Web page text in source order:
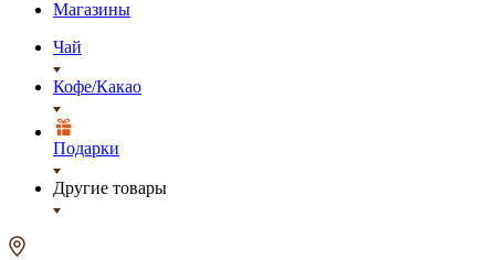
Магазины
Чай
Кофе/Какао
Подарки
Другие товары